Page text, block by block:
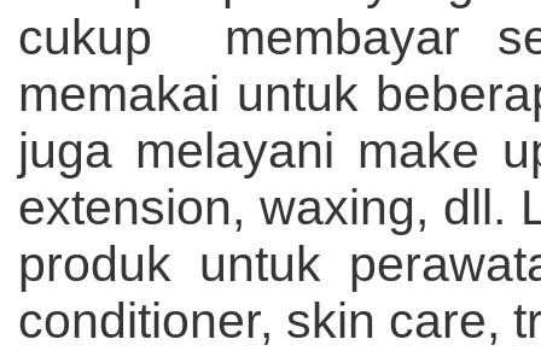
cukup membayar
memakai untuk
juga melayani make
extension, waxing, dll.
produk untuk
conditioner, skin care,